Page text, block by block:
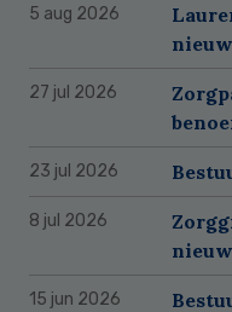
5 aug 2026
27 jul 2026
23 jul 2026
8 jul 2026
15 jun 2026